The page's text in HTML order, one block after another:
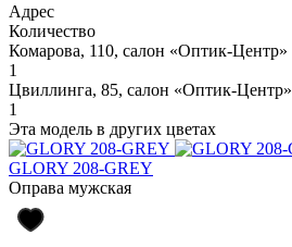
Адрес
Количество
Комарова, 110, салон «Оптик-Центр»
1
Цвиллинга, 85, салон «Оптик-Центр»
1
Эта модель в других цветах
GLORY 208-GREY
Оправа мужская